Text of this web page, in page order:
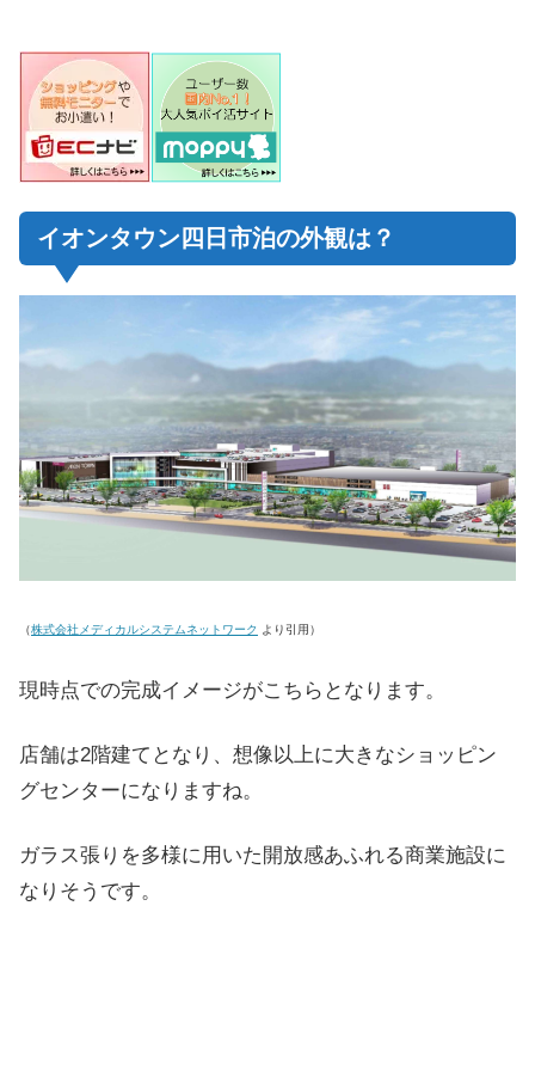
イオンタウン四日市泊の外観は？
（株式会社メディカルシステムネットワーク より引用）
現時点での完成イメージがこちらとなります。
店舗は2階建てとなり、想像以上に大きなショッピン
グセンターになりますね。
ガラス張りを多様に用いた開放感あふれる商業施設に
なりそうです。